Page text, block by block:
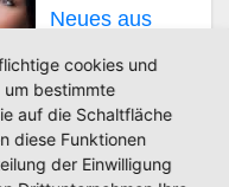
Neues aus
in starken
läuft der Film
cookies und
bestimmte
auf die Schaltfläche
diese Funktionen
der Einwilligung